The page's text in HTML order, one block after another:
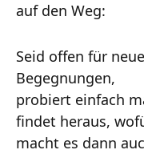
auf den Weg:
Seid offen für
Begegnungen,
probiert einfach
findet heraus,
macht es dann